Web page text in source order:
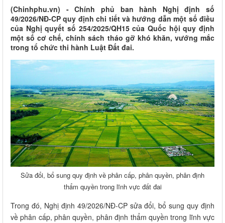
(Chinhphu.vn) - Chính phủ ban hành Nghị định số
49/2026/NĐ-CP quy định chi tiết và hướng dẫn một số điều
của Nghị quyết số 254/2025/QH15 của Quốc hội quy định
một số cơ chế, chính sách tháo gỡ khó khăn, vướng mắc
trong tổ chức thi hành Luật Đất đai.
Sửa đổi, bổ sung quy định về phân cấp, phân quyền, phân định
thẩm quyền trong lĩnh vực đất đai
Trong đó, Nghị định 49/2026/NĐ-CP sửa đổi, bổ sung quy định
về phân cấp, phân quyền, phân định thẩm quyền trong lĩnh vực